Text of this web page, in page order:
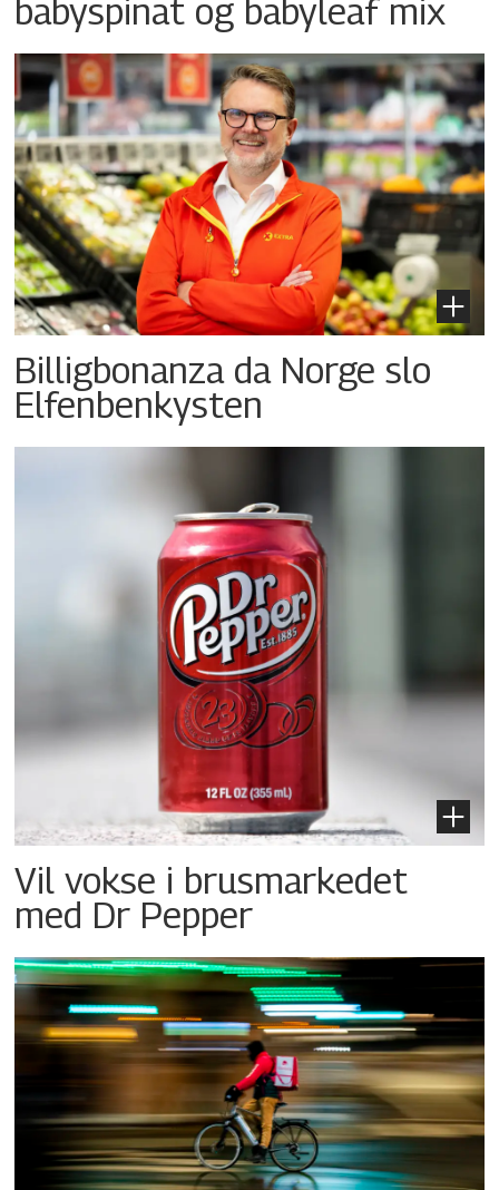
babyspinat og babyleaf mix
Billigbonanza da Norge slo
Elfenbenkysten
Vil vokse i brusmarkedet
med Dr Pepper